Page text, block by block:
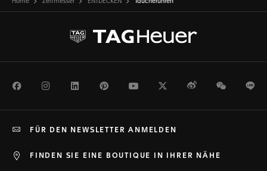
Home Zeitmesser ENTDECKEN Taucheruhren
FacebookInstagramLinkedInPinterestYoutubeTwitterWeiboWeChat
FINDEN SIE EINE BOUTIQUE IN IHRER NÄHE
FÜR DEN NEWSLETTER ANMELDEN